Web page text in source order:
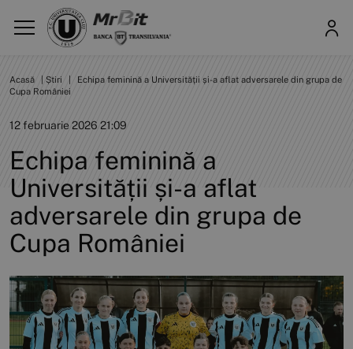
Acasă Știri
Echipa feminină a Universității și-a aflat adversarele din grupa de
Cupa României
12 februarie 2026 21:09
Echipa feminină a
Universității și-a aflat
adversarele din grupa de
Cupa României